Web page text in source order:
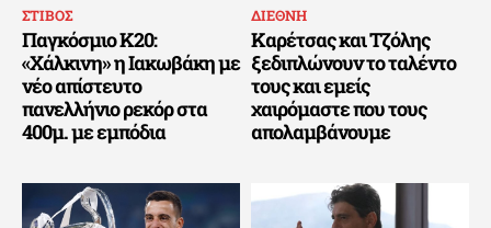
ΣΤΙΒΟΣ
Παγκόσμιο Κ20:
«Χάλκινη» η Ιακωβάκη με
νέο απίστευτο
πανελλήνιο ρεκόρ στα
400μ. με εμπόδια
ΔΙΕΘΝΗ
Καρέτσας και Τζόλης
ξεδιπλώνουν το ταλέντο
τους και εμείς
χαιρόμαστε που τους
απολαμβάνουμε